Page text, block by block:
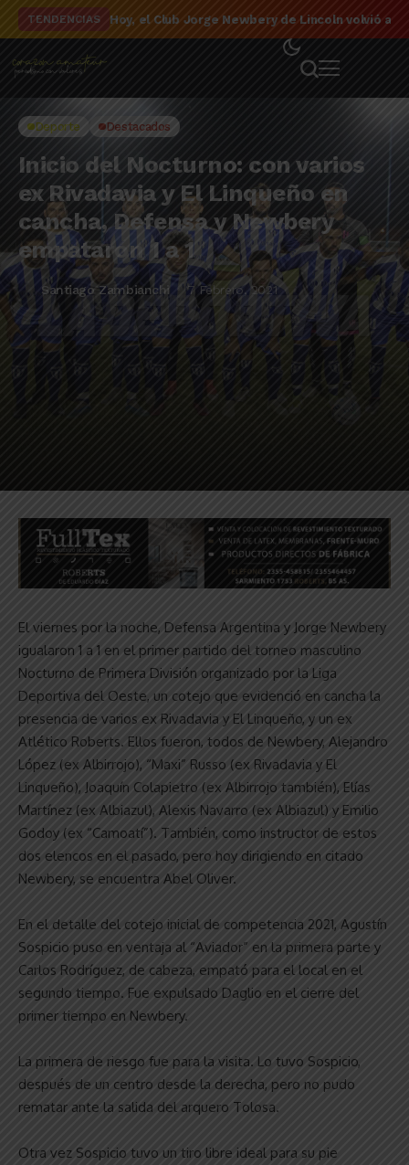
TENDENCIAS El detalle de la campaña de El Linqueño en el
Deporte Destacados
Inicio del Nocturno: con varios
ex Rivadavia y El Linqueño en
cancha, Defensa y Newbery
empataron 1 a 1
Santiago Zambianchi 7 Febrero, 2021
El viernes por la noche, Defensa Argentina y Jorge Newbery
igualaron 1 a 1 en el primer partido del torneo masculino
Nocturno de Primera División organizado por la Liga
Deportiva del Oeste, un cotejo que evidenció en cancha la
presencia de varios ex Rivadavia y El Linqueño, y un ex
Atlético Roberts. Ellos fueron, todos de Newbery, Alejandro
López (ex Albirrojo), “Maxi” Russo (ex Rivadavia y El
Linqueño), Joaquín Colapietro (ex Albirrojo también), Elías
Martínez (ex Albiazul), Alexis Navarro (ex Albiazul) y Emilio
Godoy (ex “Camoatí”). También, como instructor de estos
dos elencos en el pasado, pero hoy dirigiendo en citado
Newbery, se encuentra Abel Oliver.
En el detalle del cotejo inicial de competencia 2021, Agustín
Sospicio puso en ventaja al “Aviador” en la primera parte y
Carlos Rodríguez, de cabeza, empató para el local en el
segundo tiempo. Fue expulsado Daglio en el cierre del
primer tiempo en Newbery.
La primera de riesgo fue para la visita. Lo tuvo Sospicio,
después de un centro desde la derecha, pero no pudo
rematar ante la salida del arquero Tolosa.
Otra vez Sospicio tuvo un tiro libre ideal para su pie